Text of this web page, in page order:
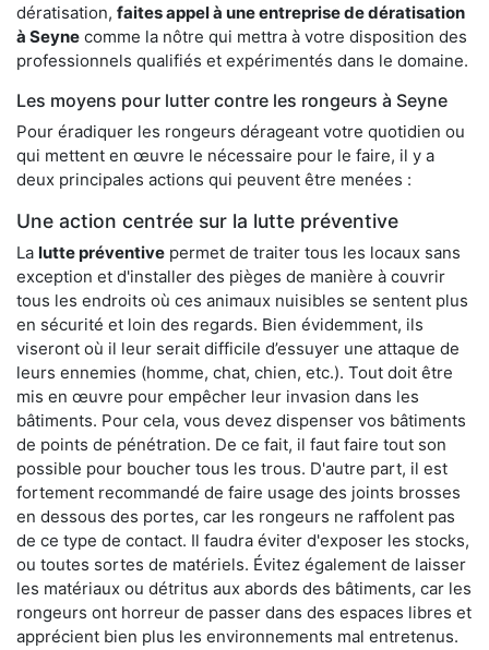
dératisation, faites appel à une entreprise de dératisation
à Seyne comme la nôtre qui mettra à votre disposition des
professionnels qualifiés et expérimentés dans le domaine.
Les moyens pour lutter contre les rongeurs à Seyne
Pour éradiquer les rongeurs dérageant votre quotidien ou
qui mettent en œuvre le nécessaire pour le faire, il y a
deux principales actions qui peuvent être menées :
Une action centrée sur la lutte préventive
La lutte préventive permet de traiter tous les locaux sans
exception et d'installer des pièges de manière à couvrir
tous les endroits où ces animaux nuisibles se sentent plus
en sécurité et loin des regards. Bien évidemment, ils
viseront où il leur serait difficile d’essuyer une attaque de
leurs ennemies (homme, chat, chien, etc.). Tout doit être
mis en œuvre pour empêcher leur invasion dans les
bâtiments. Pour cela, vous devez dispenser vos bâtiments
de points de pénétration. De ce fait, il faut faire tout son
possible pour boucher tous les trous. D'autre part, il est
fortement recommandé de faire usage des joints brosses
en dessous des portes, car les rongeurs ne raffolent pas
de ce type de contact. Il faudra éviter d'exposer les stocks,
ou toutes sortes de matériels. Évitez également de laisser
les matériaux ou détritus aux abords des bâtiments, car les
rongeurs ont horreur de passer dans des espaces libres et
apprécient bien plus les environnements mal entretenus.